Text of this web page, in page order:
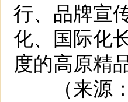
行、品牌宣
化、国际化
度的高原精
（来源：